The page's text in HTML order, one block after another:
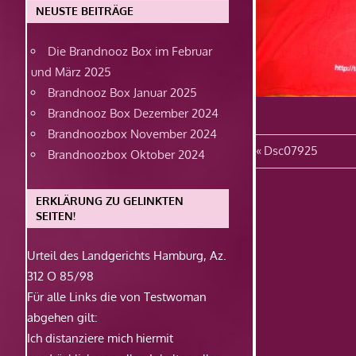
Vorheriger
Beitrag:
Dsc07925
NEUSTE BEITRÄGE
Die Brandnooz Box im Februar
und März 2025
Brandnooz Box Januar 2025
Brandnooz Box Dezember 2024
Brandnoozbox November 2024
Brandnoozbox Oktober 2024
ERKLÄRUNG ZU GELINKTEN
SEITEN!
Urteil des Landgerichts Hamburg, Az.
312 O 85/98
Für alle Links die von Testwoman
abgehen gilt:
Ich distanziere mich hiermit